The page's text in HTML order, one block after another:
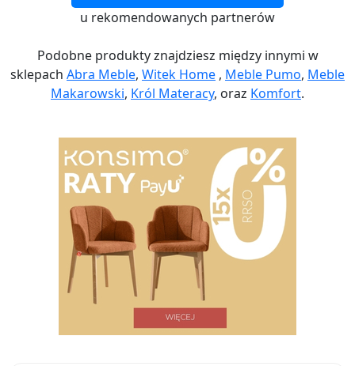
u rekomendowanych partnerów
Podobne produkty znajdziesz między innymi w
sklepach Abra Meble, Witek Home , Meble Pumo, Meble
Makarowski, Król Materacy, oraz Komfort.